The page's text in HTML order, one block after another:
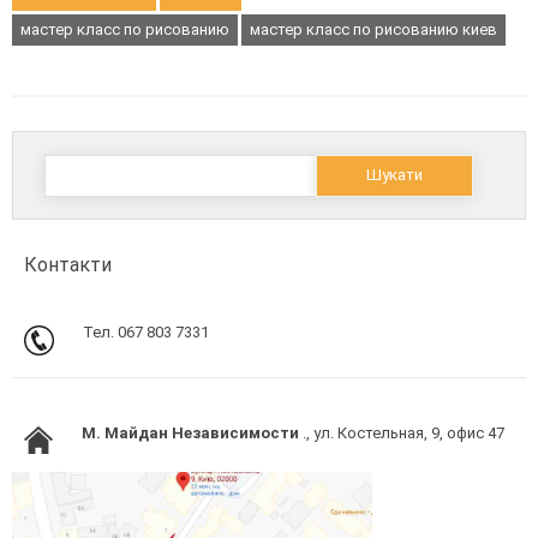
мастер класс по рисованию
мастер класс по рисованию киев
Пошук:
Контакти
Тел. 067 803 7331
M. Майдан Независимости ., ул. Костельная, 9, офис 47